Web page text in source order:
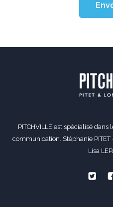
PITCHVILLE est spécialisé dans
communication. Stéphanie PITET
Lisa